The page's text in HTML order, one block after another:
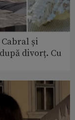
și
divorț. Cu